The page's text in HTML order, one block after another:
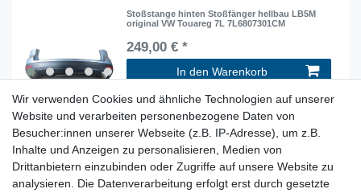
Stoßstange hinten Stoßfänger hellbau LB5M
original VW Touareg 7L 7L6807301CM
249,00 € *
In den Warenkorb
Versandkosten
Stoßstange hinten für Einparkhilfe AHK LB5M
hellblau original VW Touareg 7L
249,00 € *
Wir verwenden Cookies und ähnliche Technologien auf unserer
Website und verarbeiten personenbezogene Daten von
Besucher:innen unserer Webseite (z.B. IP-Adresse), um z.B.
Inhalte und Anzeigen zu personalisieren, Medien von
Drittanbietern einzubinden oder Zugriffe auf unsere Website zu
analysieren. Die Datenverarbeitung erfolgt erst durch gesetzte